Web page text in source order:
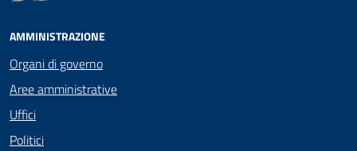
AMMINISTRAZIONE
Organi di governo
Aree amministrative
Uffici
Politici